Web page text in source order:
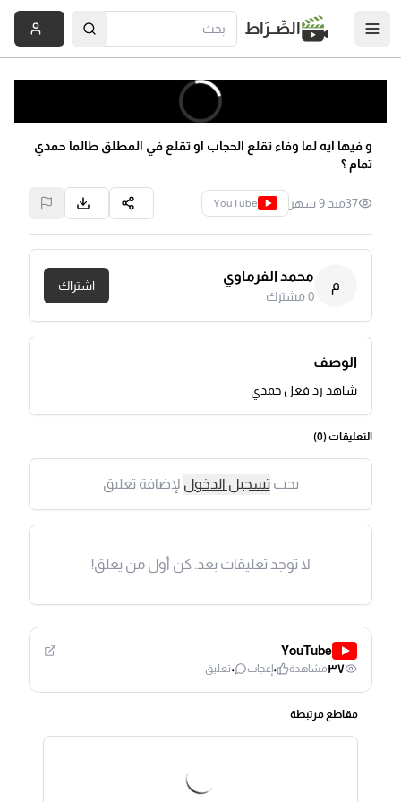
الصِّــرَاط
و فيها ايه لما وفاء تقلع الحجاب او تقلع في المطلق طالما حمدي
تمام ؟
37منذ 9 شهر YouTube
م
محمد الفرماوي
0مشترك
اشتراك
الوصف
شاهد رد فعل حمدي
التعليقات (0
)
يجبتسجيل الدخول لإضافة تعليق
لا توجد تعليقات بعد. كن أول من يعلق!
YouTube
٣٧مشاهدة ٠إعجاب ٠تعليق
مقاطع مرتبطة